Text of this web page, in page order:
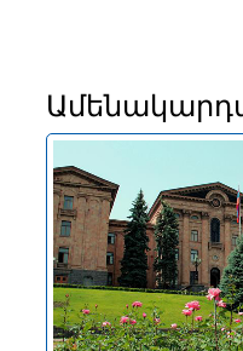
2-ին, իր
2026 թվականի